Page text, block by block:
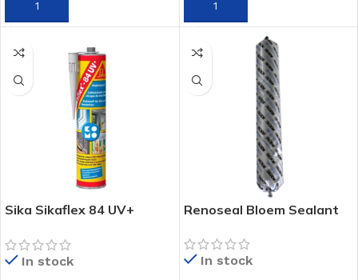
Sika Sikaflex 84 UV+
In stock
Renoseal Bloem Sealant
In stock